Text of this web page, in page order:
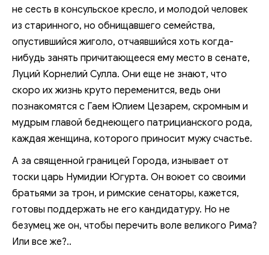
не сесть в консульское кресло, и молодой человек
из старинного, но обнищавшего семейства,
опустившийся жиголо, отчаявшийся хоть когда-
нибудь занять причитающееся ему место в сенате,
Луций Корнелий Сулла. Они еще не знают, что
скоро их жизнь круто переменится, ведь они
познакомятся с Гаем Юлием Цезарем, скромным и
мудрым главой беднеющего патрицианского рода,
каждая женщина, которого приносит мужу счастье.
А за священной границей Города, изнывает от
тоски царь Нумидии Югурта. Он воюет со своими
братьями за трон, и римские сенаторы, кажется,
готовы поддержать не его кандидатуру. Но не
безумец же он, чтобы перечить воле великого Рима?
Или все же?..